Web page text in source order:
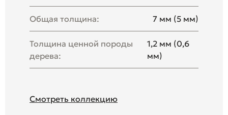
Общая толщина: 7 мм (5 мм)
Толщина ценной породы
дерева:
1,2 мм (0,6
мм)
Смотреть коллекцию